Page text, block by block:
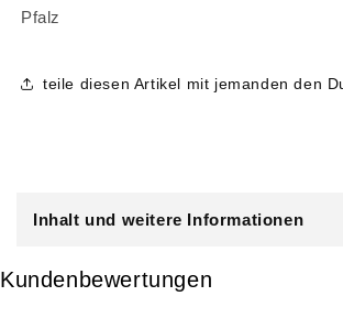
Pfalz
teile diesen Artikel mit jemanden den
l
Inhalt und weitere Informationen
Kundenbewertungen